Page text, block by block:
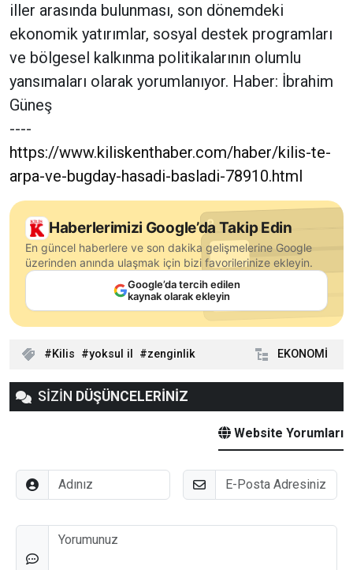
iller arasında bulunması, son dönemdeki
ekonomik yatırımlar, sosyal destek programları
ve bölgesel kalkınma politikalarının olumlu
yansımaları olarak yorumlanıyor. Haber: İbrahim
Güneş
----
https://www.kiliskenthaber.com/haber/kilis-te-
arpa-ve-bugday-hasadi-basladi-78910.html
Haberlerimizi Google’da Takip Edin
En güncel haberlere ve son dakika gelişmelerine Google
üzerinden anında ulaşmak için bizi favorilerinize ekleyin.
Google’da tercih edilen
kaynak olarak ekleyin
Kilis yoksul il zenginlik EKONOMİ
SİZİN DÜŞÜNCELERİNİZ
Website Yorumları
Adınız E-Posta
Düşünceleriniz